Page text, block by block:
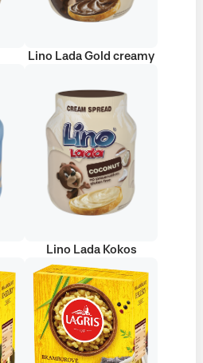
Lino Lada Gold creamy
Lino Lada Kokos